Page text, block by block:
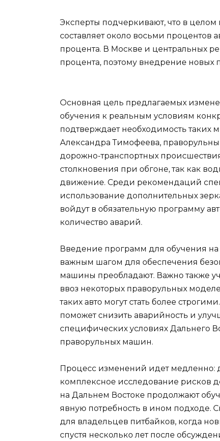
Эксперты подчеркивают, что в
составляет около восьми процентов
процента. В Москве и центральных
процента, поэтому внедрение новых
Основная цель предлагаемых
обучения к реальным условиям
подтверждает необходимость
Александра Тимофеева,
дорожно-транспортных
столкновения при обгоне, так как
движение. Среди рекомендаций
использование дополнительных
войдут в обязательную программу
количество аварий.
Введение программ для обучения на
важным шагом для обеспечения
машины преобладают. Важно также
ввоз некоторых праворульных
таких авто могут стать более
поможет снизить аварийность и
специфических условиях Дальнего
праворульных машин.
Процесс изменений идет медленно:
комплексное исследование рисков
на Дальнем Востоке продолжают
явную потребность в ином подходе.
для владельцев питбайков, когда
спустя несколько лет после